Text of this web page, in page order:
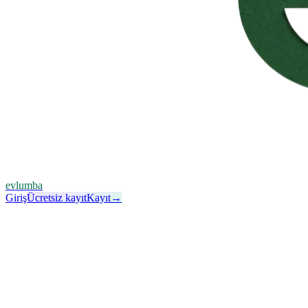
evlumba
GirişÜcretsiz kayıtKayıt→